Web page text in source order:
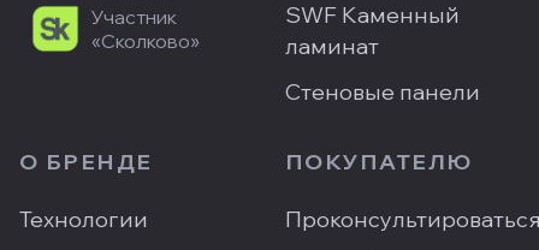
Участник
«Сколково»
SWF Каменный
ламинат
Стеновые панели
О БРЕНДЕ
Технологии
ПОКУПАТЕЛЮ